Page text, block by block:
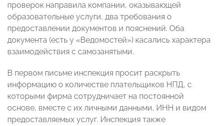
проверок направила компании, оказывающей
образовательные услуги, два требования о
предоставлении документов и пояснений. Оба
документа (есть у «Ведомостей») касались характера
взаимодействия с самозанятыми.
В первом письме инспекция просит раскрыть
информацию о количестве плательщиков НПД, с
которыми фирма сотрудничает на постоянной
основе, вместе с их личными данными, ИНН и видом
предоставляемых услуг. Инспекция также